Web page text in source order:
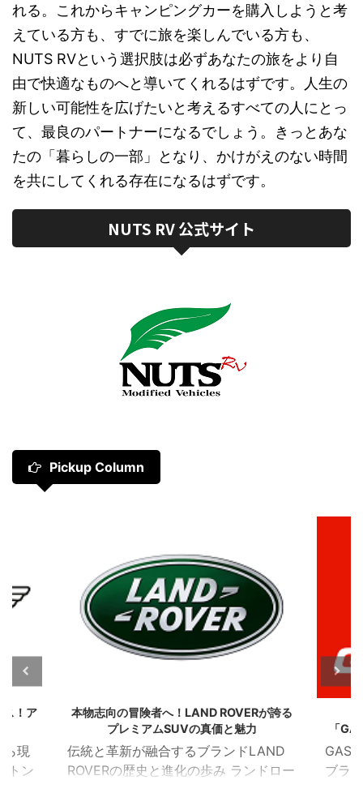
れる。これからキャンピングカーを購入しようと考
えている方も、すでに旅を楽しんでいる方も、
NUTS RVという選択肢は必ずあなたの旅をより自
由で快適なものへと導いてくれるはずです。人生の
新しい可能性を広げたいと考えるすべての人にとっ
て、最良のパートナーになるでしょう。きっとあな
たの「暮らしの一部」となり、かけがえのない時間
を共にしてくれる存在になるはずです。
NUTS RV 公式サイト
Pickup Column
ス！ア
現
トン
本物志向の冒険者へ！LAND ROVERが誇る
プレミアムSUVの真価と魅力
伝統と革新が融合するブランドLAND
ROVERの歴史と進化の歩み ランドロー
「
ブラ